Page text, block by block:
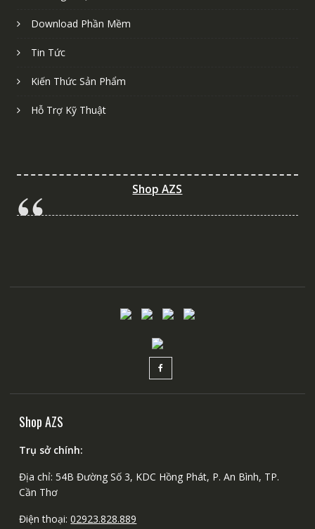
Download Phần Mềm
Tin Tức
Kiến Thức Sản Phẩm
Hỗ Trợ Kỹ Thuật
Shop AZS
Shop AZS
Trụ sở chính:
Địa chỉ: 54B Đường Số 3, KDC Hồng Phát, P. An Bình, TP.
Cần Thơ
Điện thoại:02923.828.889